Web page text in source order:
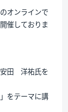
オンラインで
催しておりま
田 洋祐氏を
をテーマに講